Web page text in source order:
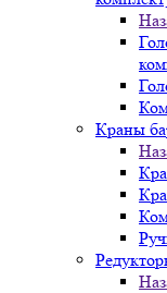
Краны